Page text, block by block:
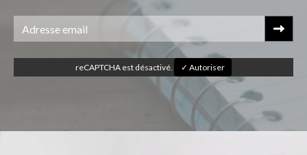
reCAPTCHA est désactivé. ✓ Autoriser